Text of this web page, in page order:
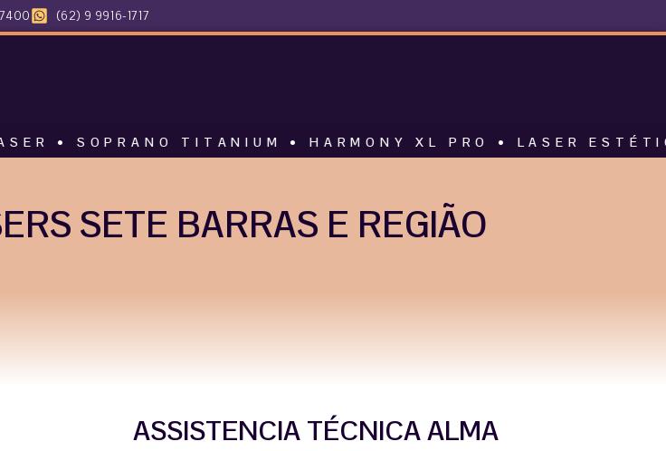
(62) 9 9916-1717
TITANIUM • HARMONY XL PRO • LASER ESTÉTICO
SETE BARRAS E REGIÃO
ASSISTENCIA TÉCNICA ALMA